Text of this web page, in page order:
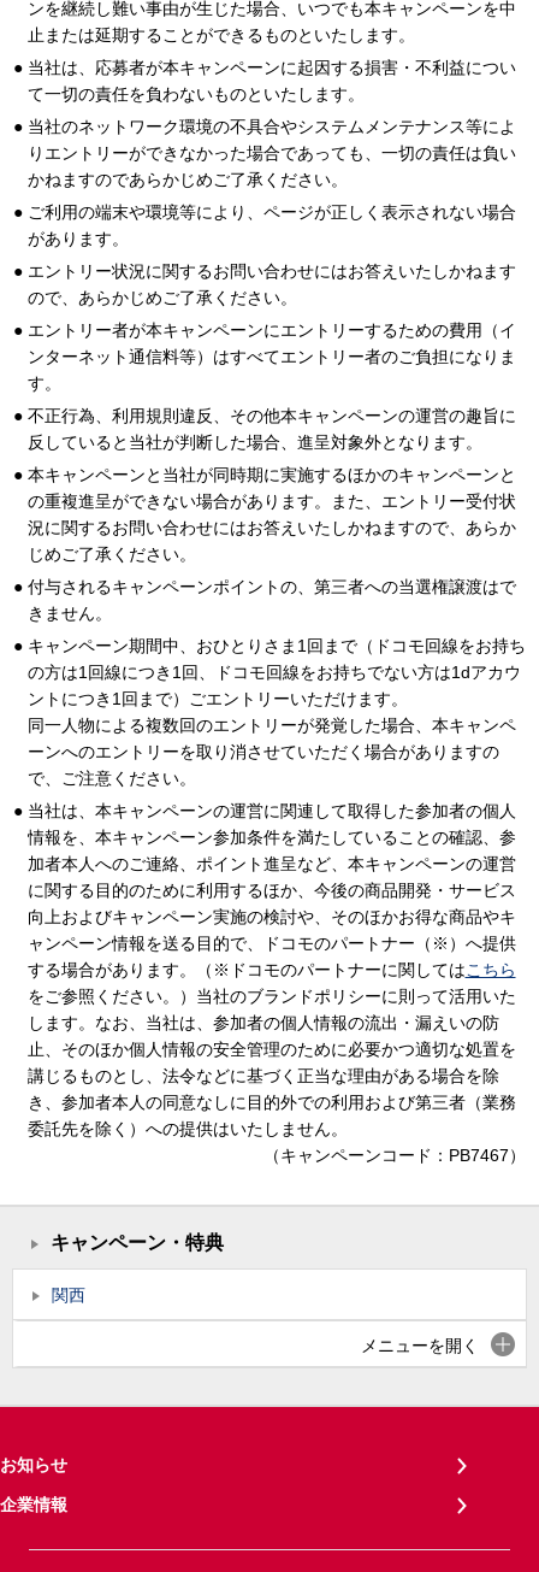
ンを継続し難い事由が生じた場合、いつでも本キャンペーンを中
止または延期することができるものといたします。
当社は、応募者が本キャンペーンに起因する損害・不利益につい
て一切の責任を負わないものといたします。
当社のネットワーク環境の不具合やシステムメンテナンス等によ
りエントリーができなかった場合であっても、一切の責任は負い
かねますのであらかじめご了承ください。
ご利用の端末や環境等により、ページが正しく表示されない場合
があります。
エントリー状況に関するお問い合わせにはお答えいたしかねます
ので、あらかじめご了承ください。
エントリー者が本キャンペーンにエントリーするための費用（イ
ンターネット通信料等）はすべてエントリー者のご負担になりま
す。
不正行為、利用規則違反、その他本キャンペーンの運営の趣旨に
反していると当社が判断した場合、進呈対象外となります。
本キャンペーンと当社が同時期に実施するほかのキャンペーンと
の重複進呈ができない場合があります。また、エントリー受付状
況に関するお問い合わせにはお答えいたしかねますので、あらか
じめご了承ください。
付与されるキャンペーンポイントの、第三者への当選権譲渡はで
きません。
キャンペーン期間中、おひとりさま1回まで（ドコモ回線をお持ち
の方は1回線につき1回、ドコモ回線をお持ちでない方は1dアカウ
ントにつき1回まで）ごエントリーいただけます。
同一人物による複数回のエントリーが発覚した場合、本キャンペ
ーンへのエントリーを取り消させていただく場合がありますの
で、ご注意ください。
当社は、本キャンペーンの運営に関連して取得した参加者の個人
情報を、本キャンペーン参加条件を満たしていることの確認、参
加者本人へのご連絡、ポイント進呈など、本キャンペーンの運営
に関する目的のために利用するほか、今後の商品開発・サービス
向上およびキャンペーン実施の検討や、そのほかお得な商品やキ
ャンペーン情報を送る目的で、ドコモのパートナー（※）へ提供
する場合があります。（※ドコモのパートナーに関してはこちら
をご参照ください。）当社のブランドポリシーに則って活用いた
します。なお、当社は、参加者の個人情報の流出・漏えいの防
止、そのほか個人情報の安全管理のために必要かつ適切な処置を
講じるものとし、法令などに基づく正当な理由がある場合を除
き、参加者本人の同意なしに目的外での利用および第三者（業務
委託先を除く）への提供はいたしません。
（キャンペーンコード：PB7467）
キャンペーン・特典
関西
メニューを開く
お知らせ
企業情報